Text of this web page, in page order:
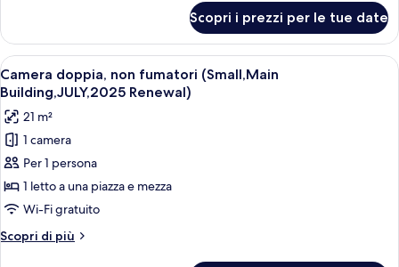
non
fumatori
([Executive
Floor]Suite,TwinBed,lounge)
Scopri i prezzi per le tue date
Apri
tutte
le
foto
per
Camera
doppia,
non
fumatori
(Small,Main
Camera doppia, non fumatori
4
Camera doppia, non fumatori (Small,Main
Building,JULY,2025 Renewal)
21 m²
1 camera
Per 1 persona
1 letto a una piazza e mezza
Wi-Fi gratuito
Scopri di più
Altri